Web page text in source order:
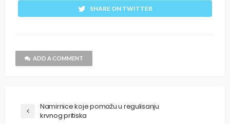
SHARE ON TWITTER
ADD A COMMENT
Namirnice koje pomažu u regulisanju
krvnog pritiska